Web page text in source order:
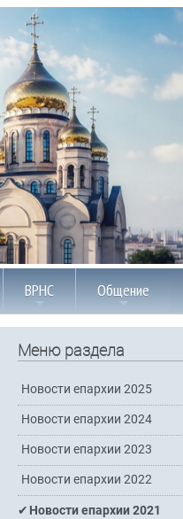
ВРНС Общение
Меню раздела
Новости епархии 2025
Новости епархии 2024
Новости епархии 2023
Новости епархии 2022
Новости епархии 2021